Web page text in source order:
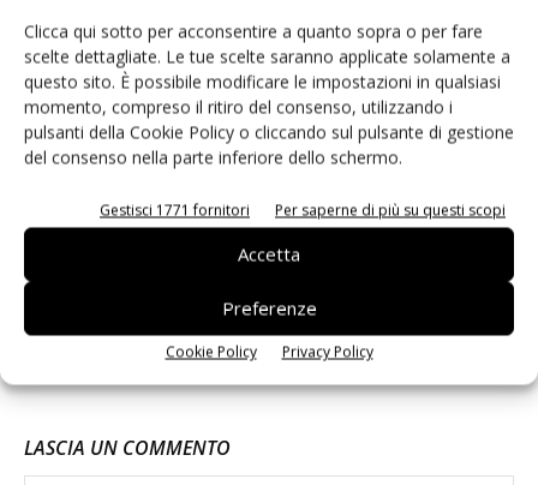
Clicca qui sotto per acconsentire a quanto sopra o per fare
scelte dettagliate. Le tue scelte saranno applicate solamente a
questo sito. È possibile modificare le impostazioni in qualsiasi
momento, compreso il ritiro del consenso, utilizzando i
pulsanti della Cookie Policy o cliccando sul pulsante di gestione
del consenso nella parte inferiore dello schermo.
Gestisci 1771 fornitori Per saperne di più su questi scopi
Accetta
Preferenze
Cookie Policy Privacy Policy
rivoluzionare la categoria
Despar Express (Ergon) tra sfuso
premium e ready-to-eat #Repartofresh
Leonardo Odorizzi: “Dobbiamo creare
#vocidellortofrutta
LASCIA UN COMMENTO